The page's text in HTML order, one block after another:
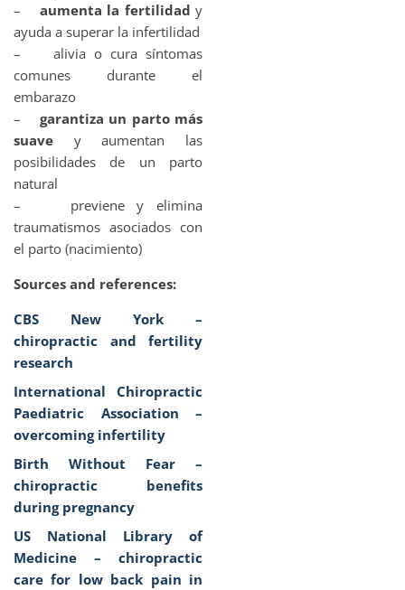
–
aumenta la fertilidady
ayuda a superar la infertilidad
– alivia o cura síntomas
comunes durante el
embarazo
–garantiza un parto más
suave y aumentan las
posibilidades de un parto
natural
– previene y elimina
traumatismos asociados con
el parto (nacimiento)
Sources and references:
CBS New York –
chiropractic and fertility
research
International Chiropractic
Paediatric Association –
overcoming infertility
Birth Without Fear –
chiropractic benefits
during pregnancy
US National Library of
Medicine – chiropractic
care for low back pain in